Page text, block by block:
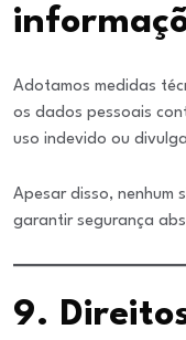
Adotamos medidas
os dados pessoais
uso indevido ou
Apesar disso, nenhum
garantir segurança
9.